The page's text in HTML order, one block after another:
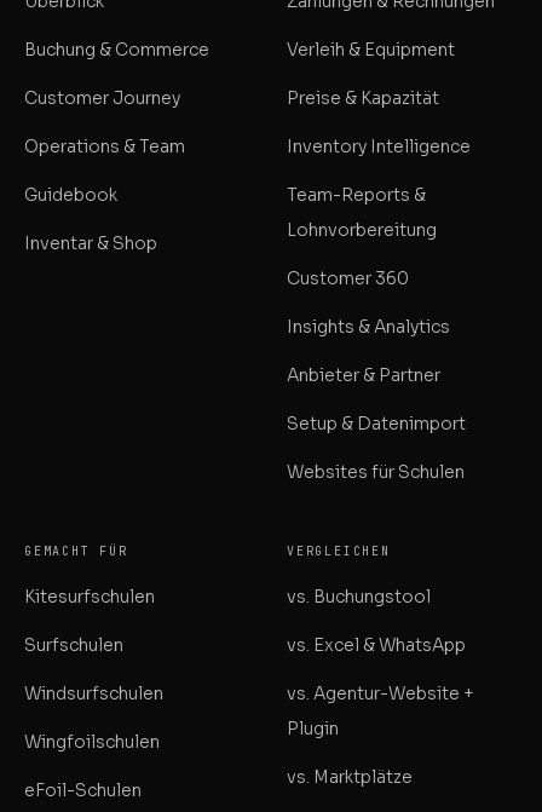
Buchung & Commerce
Customer Journey
Operations & Team
Guidebook
Inventar & Shop
Verleih & Equipment
Preise & Kapazität
Inventory Intelligence
Team-Reports &
Lohnvorbereitung
Customer 360
Insights & Analytics
Anbieter & Partner
Setup & Datenimport
Websites für Schulen
GEMACHT FÜR
Kitesurfschulen
Surfschulen
Windsurfschulen
Wingfoilschulen
eFoil-Schulen
VERGLEICHEN
vs. Buchungstool
vs. Excel & WhatsApp
vs. Agentur-Website +
Plugin
vs. Marktplätze